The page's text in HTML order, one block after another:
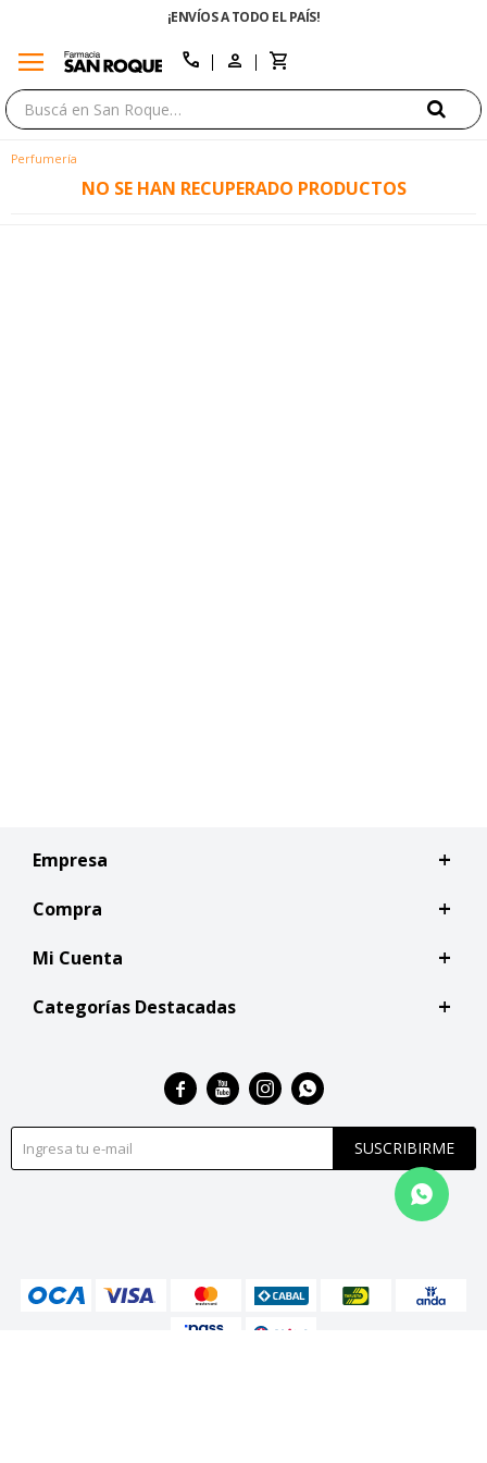
¡ENVÍOS A TODO EL PAÍS!
menu call
Perfumería
NO SE HAN RECUPERADO PRODUCTOS
Empresa
Compra
Mi Cuenta
Categorías Destacadas
SUSCRIBIRME
   
close